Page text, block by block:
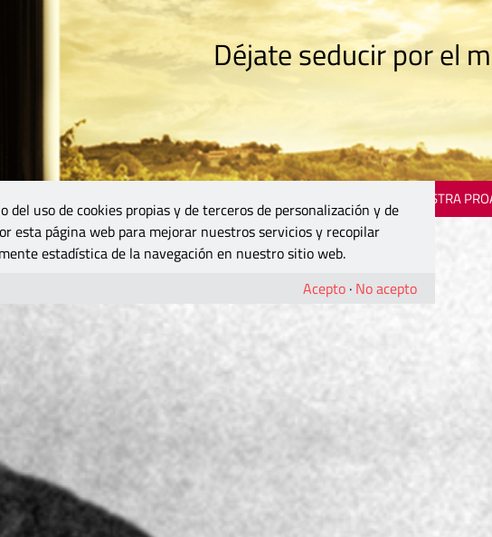
Déjate seducir por el
MOSTRA
del uso de cookies propias y de terceros de personalización y de
esta página web para mejorar nuestros servicios y recopilar
estadística de la navegación en nuestro sitio web.
Acepto · No acepto